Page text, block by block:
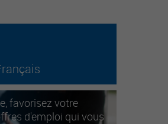
favorisez votre
d'emploi qui vous